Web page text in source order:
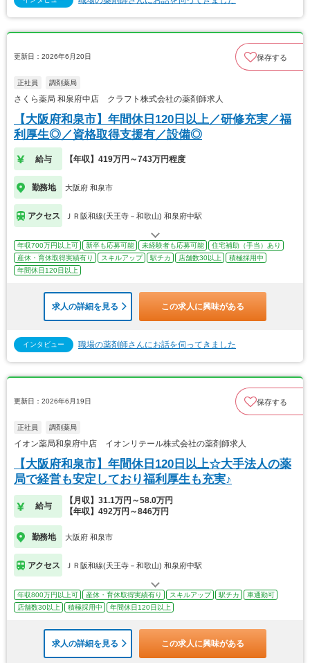
更新日：2026年6月20日 保存する
正社員 調剤薬局
さくら薬局 和泉府中店 クラフト株式会社の薬剤師求人
【大阪府和泉市】年間休日120日以上／研修充実／福
利厚生◎／資格取得支援有／設備◎
給与 【年収】419万円～743万円程度
勤務地 大阪府 和泉市
アクセス ＪＲ阪和線(天王寺－和歌山) 和泉府中駅
年収700万円以上可 新卒も応募可能 未経験者も応募可能
住宅補助（手当）あり
産休・育休取得実績有り
スキルアップ 駅チカ 店舗数30以上
積極採用中
年間休日120日以上
求人の詳細を見る この求人に興味がある
インタビュー 職場の薬剤師さんにお話を伺ってきました
更新日：2026年6月19日 保存する
正社員 調剤薬局
イオン薬局和泉府中店 イオンリテール株式会社の薬剤師求人
【大阪府和泉市】年間休日120日以上☆大手法人の薬
局で経営も安定しており福利厚生も充実♪
給与
【月収】31.1万円～58.0万円
【年収】492万円～846万円
勤務地 大阪府 和泉市
アクセス ＪＲ阪和線(天王寺－和歌山) 和泉府中駅
年収800万円以上可 産休・育休取得実績有り スキルアップ 駅チカ
車通勤可
店舗数30以上
積極採用中 年間休日120日以上
求人の詳細を見る この求人に興味がある